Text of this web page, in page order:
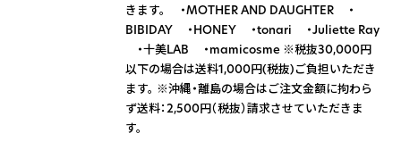
きます。 ・MOTHER AND DAUGHTER ・
BIBIDAY ・HONEY ・tonari ・Juliette Ray
・十美LAB ・mamicosme ※税抜30,000円
以下の場合は送料1,000円(税抜)ご負担いただき
ます。 ※沖縄・離島の場合はご注文金額に拘わら
ず送料：2,500円（税抜）請求させていただきま
す。